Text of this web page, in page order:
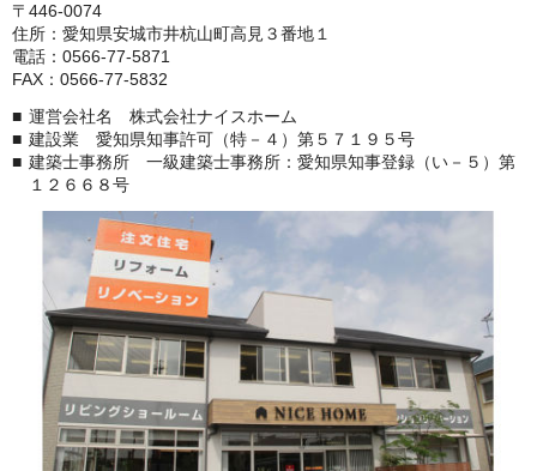
〒446-0074
住所：愛知県安城市井杭山町高見３番地１
電話：0566-77-5871
FAX：0566-77-5832
運営会社名 株式会社ナイスホーム
建設業 愛知県知事許可（特－４）第５７１９５号
建築士事務所 一級建築士事務所：愛知県知事登録（い－５）第
１２６６８号